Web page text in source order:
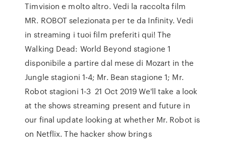
Timvision e molto altro. Vedi la raccolta film
MR. ROBOT selezionata per te da Infinity. Vedi
in streaming i tuoi film preferiti qui! The
Walking Dead: World Beyond stagione 1
disponibile a partire dal mese di Mozart in the
Jungle stagioni 1-4; Mr. Bean stagione 1; Mr.
Robot stagioni 1-3 21 Oct 2019 We'll take a look
at the shows streaming present and future in
our final update looking at whether Mr. Robot is
on Netflix. The hacker show brings